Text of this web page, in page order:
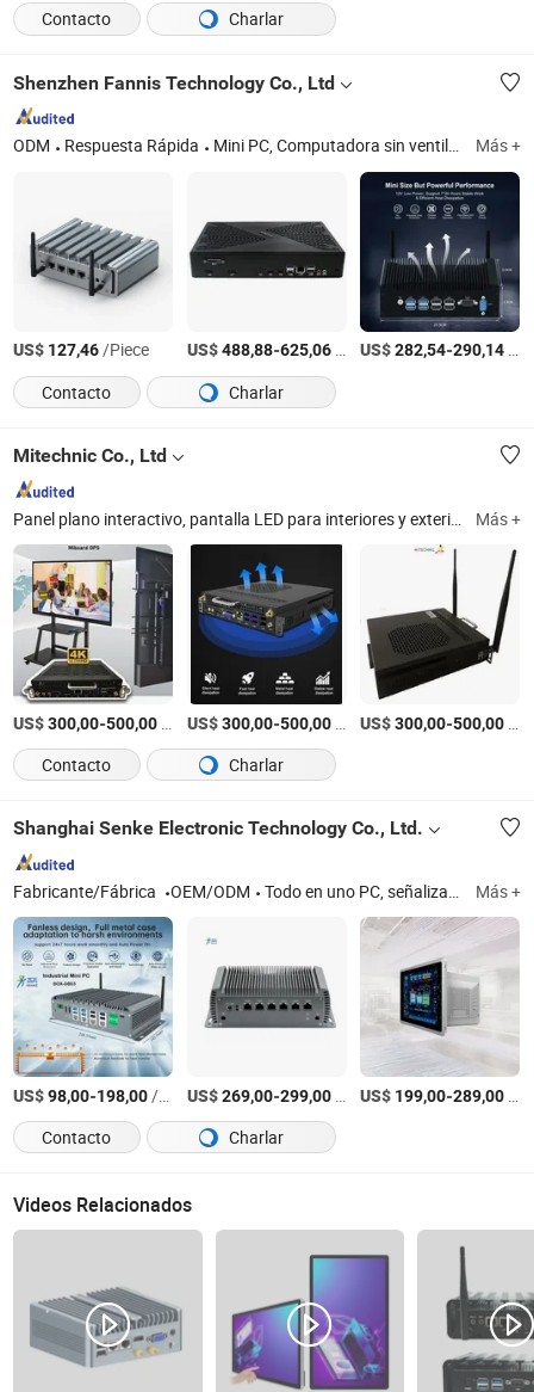
Contacto
Charlar
Shenzhen Fannis Technology Co., Ltd
ODM Respuesta Rápida Mini PC, Computadora sin ventilador, PC industrial, PC todo en uno, Panel industrial con pantalla táctil, PC de cortafuegos, PC para juegos, PC Pfsense, Mini computadora, Computadora de oficina Más +
US$ 127,46/Piece US$488,88-625,06/units US$282,54-290,14
Contacto
Charlar
Mitechnic Co., Ltd
Más +
US$300,00-500,00 US$300,00-500,00/Pieza US$300,00-500,00
Contacto
Charlar
Shanghai Senke Electronic Technology Co., Ltd.
Fabricante/Fábrica OEM/ODM Todo en uno PC, señalización digital, monitor LCD, PC de panel industrial, señalización digital exterior, pared de video LCD Más +
US$98,00-198,00/Pieza US$269,00-299,00/pieces US$ 199,00-289,00
Contacto
Charlar
Videos Relacionados